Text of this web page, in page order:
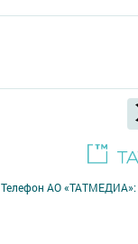
Телефон АО «ТАТМЕДИА»: